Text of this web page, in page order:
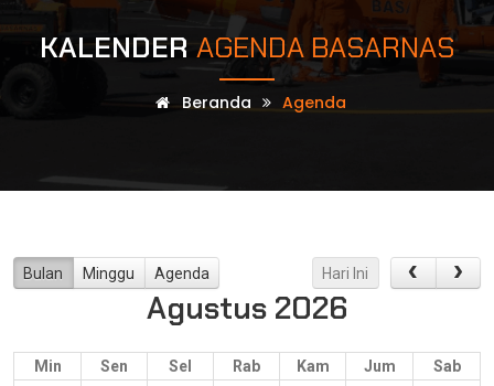
KALENDERAGENDA BASARNAS
Beranda Agenda
Bulan Minggu Agenda Hari Ini
Agustus 2026
Min Sen Sel Rab Kam Jum
Sab